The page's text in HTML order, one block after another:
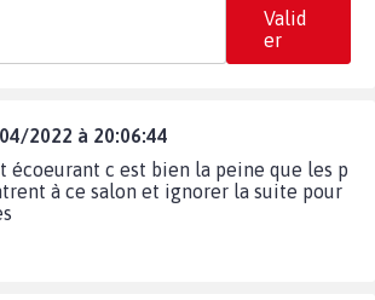
Valid
er
2022 à 20:06:44
écoeurant c est bien la peine que les p
à ce salon et ignorer la suite pour